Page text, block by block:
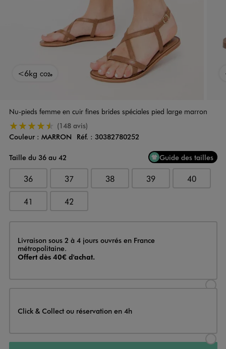
<6kg CO2e
Nu-pieds femme en cuir fines brides spéciales pied large marron
4.5/5 de moyenne
(148 avis)
Couleur
Couleur : MARRON Réf. : 30382780252
Taille du 36 au 42
Guide des tailles
36 37 38 39 40
41 42
Livraison
Livraison sous 2 à 4 jours ouvrés en France
métropolitaine.
Offert dès 40€ d'achat.
Click & Collect ou réservation en 4h